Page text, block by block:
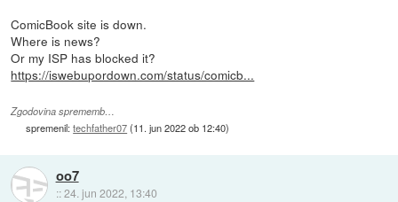
ComicBook site is down.
Where is news?
Or my ISP has blocked it?
https://iswebupordown.com/status/comicb...
Zgodovina sprememb…
spremenil:techfather07(11. jun 2022 ob 12:40)
oo7
::24. jun 2022, 13:40